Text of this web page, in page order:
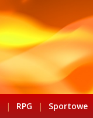
| RPG | Sportowe